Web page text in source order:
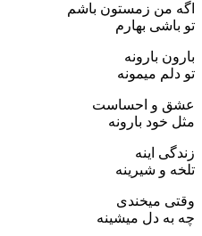
اگه من زمستون باشم
تو باشی بهارم
بارون بارونه
تو دلم میمونه
عشق و احساست
مثل خود بارونه
زندگی اینه
تلخه و شیرینه
وقتی میخندی
چه به دل میشینه